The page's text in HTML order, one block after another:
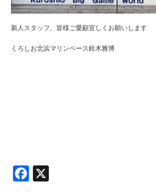
新人スタッフ、皆様ご愛顧宜しくお願いします
くろしお北浜マリンベース鈴木雅博
Facebook